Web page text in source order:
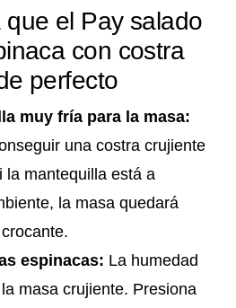
el Pay salado
con costra
perfecto
muy fría para la masa:
una costra crujiente
la mantequilla está a
la masa quedará
espinacas: La humedad
masa crujiente. Presiona